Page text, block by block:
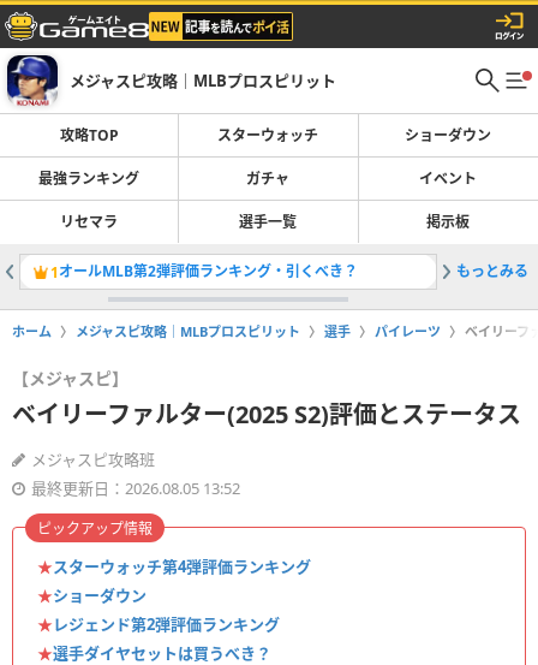
メジャスピ攻略｜MLBプロスピリット
攻略TOP スターウォッチ ショーダウン
最強ランキング ガチャ イベント
リセマラ 選手一覧 掲示板
1オールMLB第2弾評価ランキング・引くべき？ 2ガチャ
もっとみる
ホーム メジャスピ攻略｜MLBプロスピリット 選手 パイレーツ ベイリーフ
【メジャスピ】
ベイリーファルター(2025 S2)評価とステータス
メジャスピ攻略班
最終更新日：2026.08.05 13:52
★スターウォッチ第4弾評価ランキング
★ショーダウン
★レジェンド第2弾評価ランキング
★選手ダイヤセットは買うべき？
ピックアップ情報